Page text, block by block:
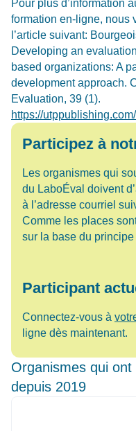
Pour plus d’information
formation en-ligne, nous
l’article suivant:
Developing an
based organizations: A
development approach.
Evaluation, 39 (1).
https://
Participez à
Les organismes qui
du LaboÉval doivent
à l’adresse courriel
Comme les places
sur la base du
Participant
Connectez-vous à
ligne dès maintenant.
Organismes qui
depuis 2019